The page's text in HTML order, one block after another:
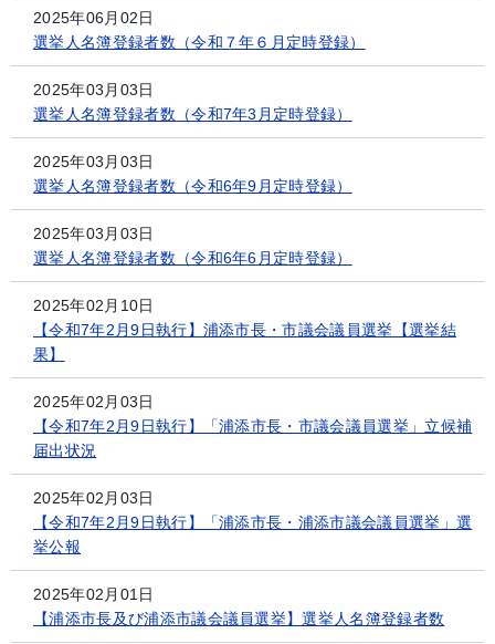
2025年06月02日
選挙人名簿登録者数（令和７年６月定時登録）
2025年03月03日
選挙人名簿登録者数（令和7年3月定時登録）
2025年03月03日
選挙人名簿登録者数（令和6年9月定時登録）
2025年03月03日
選挙人名簿登録者数（令和6年6月定時登録）
2025年02月10日
【令和7年2月9日執行】浦添市長・市議会議員選挙【選挙結
果】
2025年02月03日
【令和7年2月9日執行】「浦添市長・市議会議員選挙」立候補
届出状況
2025年02月03日
【令和7年2月9日執行】「浦添市長・浦添市議会議員選挙」選
挙公報
2025年02月01日
【浦添市長及び浦添市議会議員選挙】選挙人名簿登録者数